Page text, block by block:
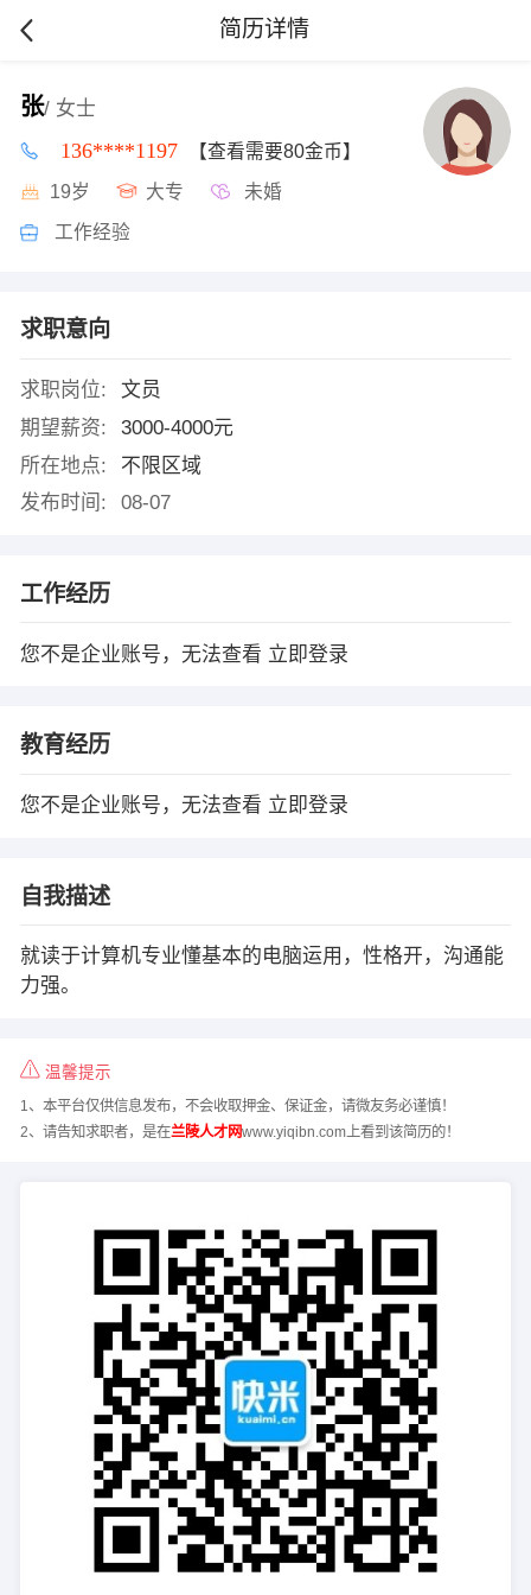
简历详情
张/ 女士
136****1197 【查看需要80金币】
19岁 大专 未婚
工作经验
求职意向
求职岗位:
文员
期望薪资:
3000-4000元
所在地点:
不限区域
发布时间:
08-07
工作经历
您不是企业账号，无法查看 立即登录
教育经历
您不是企业账号，无法查看 立即登录
自我描述
就读于计算机专业懂基本的电脑运用，性格开，沟通能
力强。
温馨提示
1、本平台仅供信息发布，不会收取押金、保证金，请微友务必谨慎！
2、请告知求职者，是在兰陵人才网www.yiqibn.com上看到该简历的！